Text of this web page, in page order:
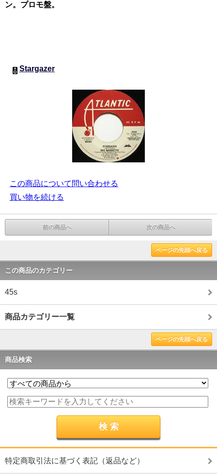
ン。プロモ盤。
Stargazer
この商品について問い合わせる
買い物を続ける
前の商品へ 次の商品へ
ページの先頭へ戻る
この商品のカテゴリー
45s
商品カテゴリー一覧
ページの先頭へ戻る
商品検索
特定商取引法に基づく表記（返品など）